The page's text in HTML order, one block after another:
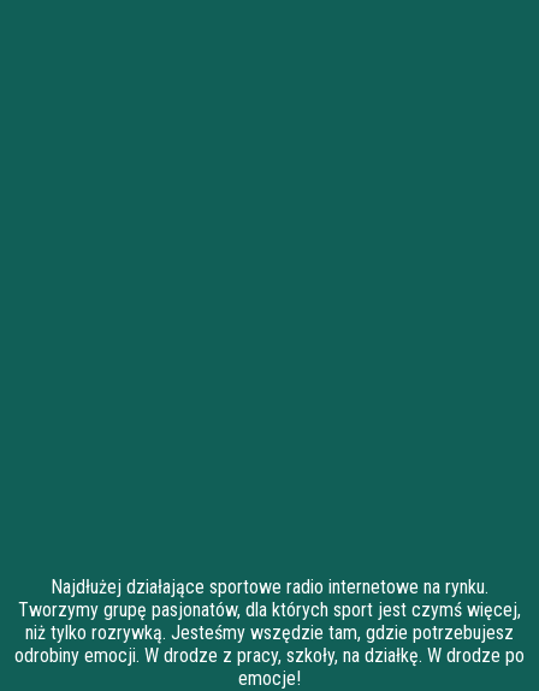
Najdłużej działające sportowe radio internetowe na rynku.
Tworzymy grupę pasjonatów, dla których sport jest czymś więcej,
niż tylko rozrywką. Jesteśmy wszędzie tam, gdzie potrzebujesz
odrobiny emocji. W drodze z pracy, szkoły, na działkę. W drodze po
emocje!